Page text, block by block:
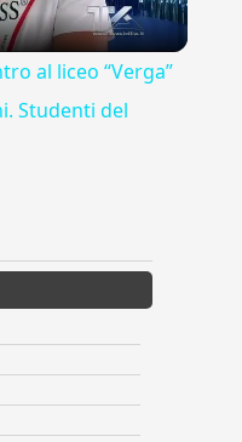
al liceo “Verga”
Studenti del